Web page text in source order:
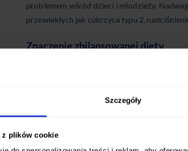
Szczegóły
z plików cookie
problemem wśród dzieci i młodzieży.
przewlekłych jak cukrzyca typu 2,
Znaczenie zbilansowanej diety
to taka, która
tłuszcze roślinne.